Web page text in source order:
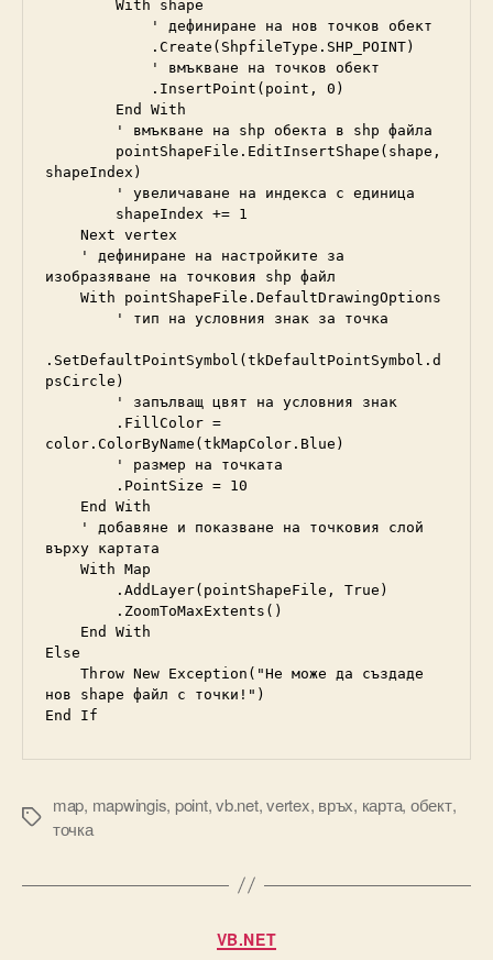
shapeIndex)
изобразяване на точковия shp файл
.SetDefaultPointSymbol(tkDefaultPointSymbol.d
psCircle)
color.ColorByName(tkMapColor.Blue)
върху картата
Else
нов shape файл с точки!")
End If
Tags
map, mapwingis, point,vb.net,vertex, връх, карта, обект,
точка
Categories
VB.NET